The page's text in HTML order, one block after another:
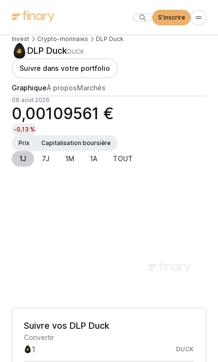
S'inscrire
Invest Crypto-monnaies DLP Duck
DLP DuckDUCK
Suivre dans votre portfolio
GraphiqueÀ proposMarchés
08 août 2026
0,00109561 €
-0,13 %
Prix
Capitalisation boursière
1J 7J 1M 1A TOUT
Suivre vos DLP Duck
Convertir
DUCK